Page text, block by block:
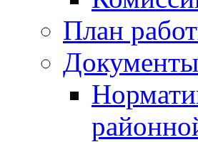
План
Документы